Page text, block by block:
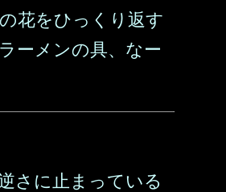
花をひっくり返す
ーメンの具、なー
さに止まっている